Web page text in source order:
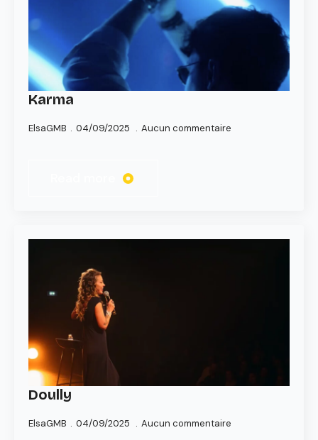
Karma
ElsaGMB 04/09/2025 Aucun commentaire
Doully
ElsaGMB 04/09/2025 Aucun commentaire